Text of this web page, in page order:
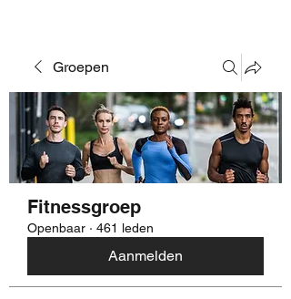
Groepen
Fitnessgroep
Openbaar · 461 leden
Aanmelden